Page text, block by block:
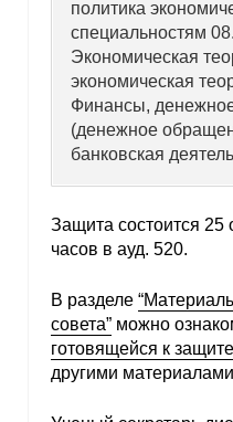
политика
специальностям
Экономическая
экономическая
Финансы,
(денежное
банковская
Защита состоится 25
часов в ауд. 520.
В разделе
совета” можно
готовящейся к
другими